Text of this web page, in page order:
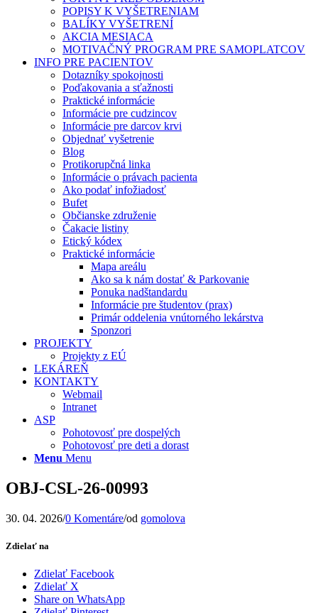
POPISY K VYŠETRENIAM
BALÍKY VYŠETRENÍ
AKCIA MESIACA
MOTIVAČNÝ PROGRAM PRE SAMOPLATCOV
INFO PRE PACIENTOV
Dotazníky spokojnosti
Poďakovania a sťažnosti
Praktické informácie
Informácie pre cudzincov
Informácie pre darcov krvi
Objednať vyšetrenie
Blog
Protikorupčná linka
Informácie o právach pacienta
Ako podať infožiadosť
Bufet
Občianske združenie
Čakacie listiny
Etický kódex
Praktické informácie
Mapa areálu
Ako sa k nám dostať & Parkovanie
Ponuka nadštandardu
Informácie pre študentov (prax)
Primár oddelenia vnútorného lekárstva
Sponzori
PROJEKTY
Projekty z EÚ
LEKÁREŇ
KONTAKTY
Webmail
Intranet
ASP
Pohotovosť pre dospelých
Pohotovosť pre deti a dorast
Menu Menu
OBJ-CSL-26-00993
30. 04. 2026/0 Komentáre/od gomolova
Zdielať na
Zdielať Facebook
Zdielať X
Share on WhatsApp